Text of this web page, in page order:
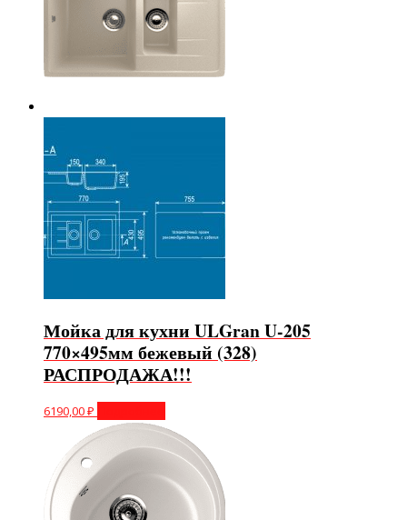
Мойка для кухни ULGran U-205
770×495мм бежевый (328)
РАСПРОДАЖА!!!
6190,00₽